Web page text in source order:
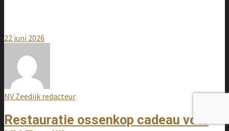
22 juni 2026
NV Zeedijk redacteur
Restauratie ossenkop cadeau voor